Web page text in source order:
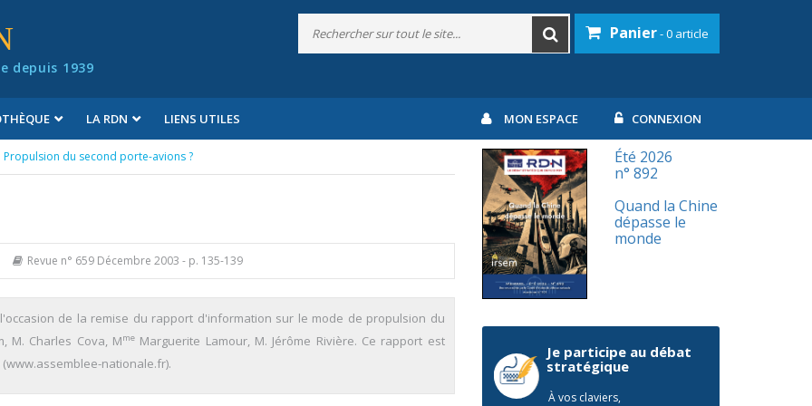
depuis 1939
Panier- 0 article
LA RDN LIENS UTILES MON ESPACE CONNEXION
Propulsion du second porte-avions ?
Revue n° 659 Décembre 2003 - p. 135-139
de la remise du rapport d'information sur le mode de propulsion du
M. Charles Cova, Mme Marguerite Lamour, M. Jérôme Rivière. Ce rapport est
nationale.fr).
Été 2026
n° 892
Quand la Chine
dépasse le
monde
Je participe au débat
stratégique
À vos claviers,